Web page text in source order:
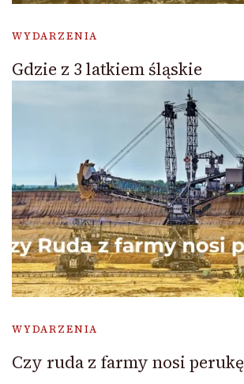
WYDARZENIA
Gdzie z 3 latkiem śląskie
WYDARZENIA
Czy ruda z farmy nosi perukę